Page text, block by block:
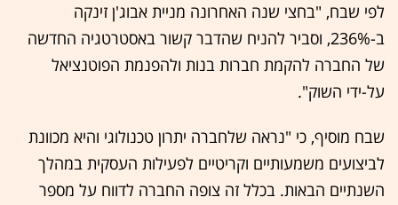
לפי שבח, "בחצי שנה האחרונה מניית אבוג'ן זינקה
ב-236%, וסביר להניח שהדבר קשור באסטרטגיה החדשה
של החברה להקמת חברות בנות ולהפנמת הפוטנציאל
על-ידי השוק".
שבח מוסיף, כי "נראה שלחברה יתרון טכנולוגי והיא מכוונת
לביצועים משמעותיים וקריטיים לפעילות העסקית במהלך
השנתיים הבאות. בכלל זה צופה החברה לדווח על מספר